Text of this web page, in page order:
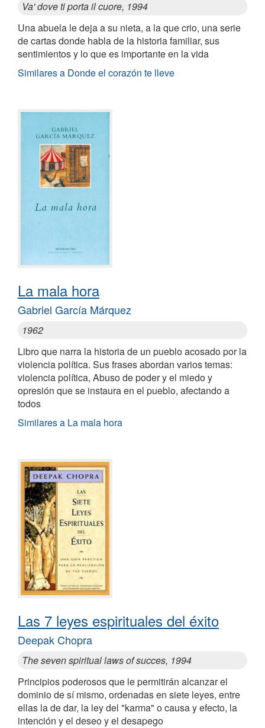
Va' dove ti porta il cuore, 1994
Una abuela le deja a su nieta, a la que crio, una serie
de cartas donde habla de la historia familiar, sus
sentimientos y lo que es importante en la vida
Similares a Donde el corazón te lleve
La mala hora
Gabriel García Márquez
1962
Libro que narra la historia de un pueblo acosado por la
violencia política. Sus frases abordan varios temas:
violencia política, Abuso de poder y el miedo y
opresión que se instaura en el pueblo, afectando a
todos
Similares a La mala hora
Las 7 leyes espirituales del éxito
Deepak Chopra
The seven spiritual laws of succes, 1994
Principios poderosos que le permitirán alcanzar el
dominio de sí mismo, ordenadas en siete leyes, entre
ellas la de dar, la ley del "karma" o causa y efecto, la
intención y el deseo y el desapego